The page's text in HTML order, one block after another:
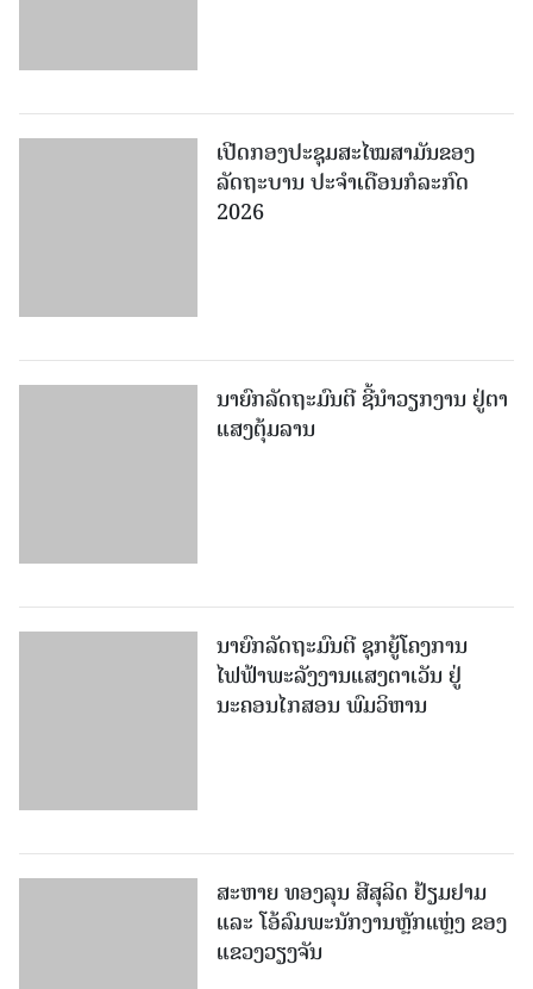
ເປີດກອງປະຊຸມສະໄໝສາມັນຂອງ
ລັດຖະບານ ປະຈໍາເດືອນກໍລະກົດ
2026
ນາຍົກລັດຖະມົນຕີ ຊີ້ນຳວຽກງານ ຢູ່ຕາ
ແສງຕຸ້ມລານ
ນາຍົກລັດຖະມົນຕີ ຊຸກຍູ້ໂຄງການ
ໄຟຟ້າພະລັງງານແສງຕາເວັນ ຢູ່
ນະຄອນໄກສອນ ພົມວິຫານ
ສະຫາຍ ທອງລຸນ ສີສຸລິດ ຢ້ຽມຢາມ
ແລະ ໂອ້ລົມພະນັກງານຫຼັກແຫຼ່ງ ຂອງ
ແຂວງວຽງຈັນ